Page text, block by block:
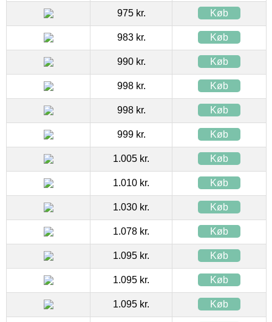
975 kr. Køb
983 kr. Køb
990 kr. Køb
998 kr. Køb
998 kr. Køb
999 kr. Køb
1.005 kr. Køb
1.010 kr. Køb
1.030 kr. Køb
1.078 kr. Køb
1.095 kr. Køb
1.095 kr. Køb
1.095 kr. Køb